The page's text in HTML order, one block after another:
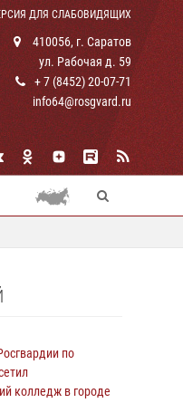
ДЛЯ СЛАБОВИДЯЩИХ
410056, г. Саратов
ул. Рабочая д. 59
+ 7 (8452) 20-07-71
info64@rosgvard.ru
по
колледж в городе